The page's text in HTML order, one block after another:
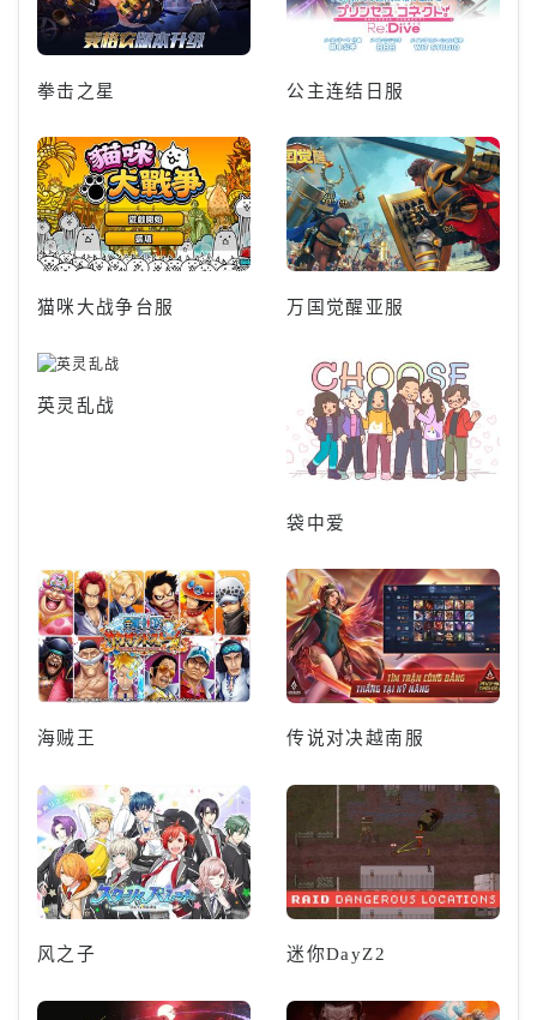
拳击之星 公主连结日服
猫咪大战争台服 万国觉醒亚服
英灵乱战
袋中爱
海贼王 传说对决越南服
风之子 迷你DayZ2